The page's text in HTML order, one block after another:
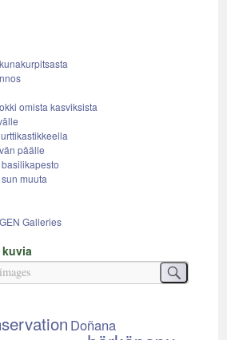
omista kasviksista
päälle
muuta
Galleries
kuvia
Doñana